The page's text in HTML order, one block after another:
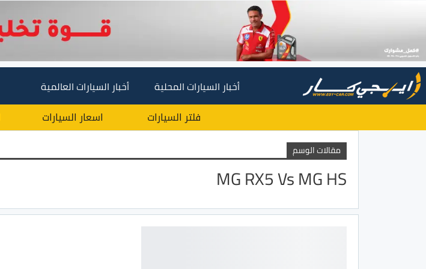
أخبار السيارات المحلية أخبار السيارات العالمية
فلتر السيارات اسعار السيارات
مقالات الوسم
MG RX5 Vs MG HS